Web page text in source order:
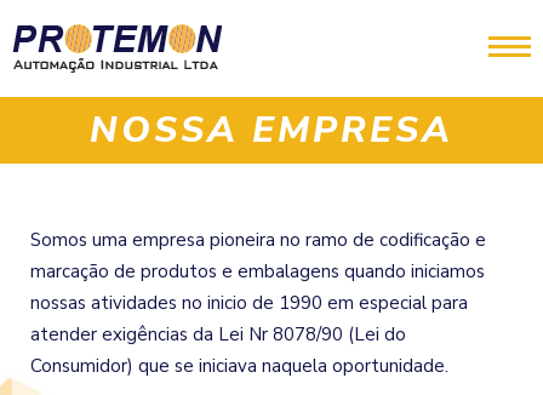
NOSSA EMPRESA
Somos uma empresa pioneira no ramo de codificação e
marcação de produtos e embalagens quando iniciamos
nossas atividades no inicio de 1990 em especial para
atender exigências da Lei Nr 8078/90 (Lei do
Consumidor) que se iniciava naquela oportunidade.